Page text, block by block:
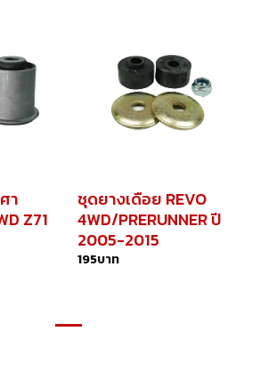
า
Z71
ชุดยางเดือย REVO
4WD/PRERUNNER ปี
2005-2015
195บาท